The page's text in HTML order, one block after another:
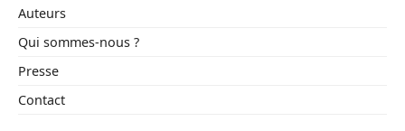
Auteurs
Qui sommes-nous ?
Presse
Contact